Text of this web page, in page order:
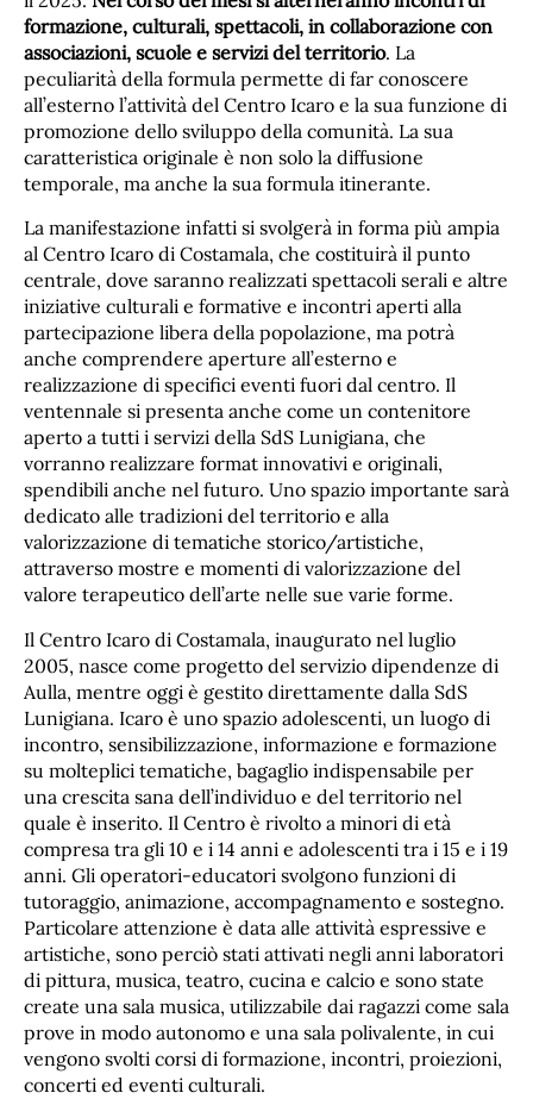
formazione, culturali, spettacoli, in collaborazione con
associazioni, scuole e servizi del territorio. La
peculiarità della formula permette di far conoscere
all’esterno l’attività del Centro Icaro e la sua funzione di
promozione dello sviluppo della comunità. La sua
caratteristica originale è non solo la diffusione
temporale, ma anche la sua formula itinerante.
La manifestazione infatti si svolgerà in forma più ampia
al Centro Icaro di Costamala, che costituirà il punto
centrale, dove saranno realizzati spettacoli serali e altre
iniziative culturali e formative e incontri aperti alla
partecipazione libera della popolazione, ma potrà
anche comprendere aperture all’esterno e
realizzazione di specifici eventi fuori dal centro. Il
ventennale si presenta anche come un contenitore
aperto a tutti i servizi della SdS Lunigiana, che
vorranno realizzare format innovativi e originali,
spendibili anche nel futuro. Uno spazio importante sarà
dedicato alle tradizioni del territorio e alla
valorizzazione di tematiche storico/artistiche,
attraverso mostre e momenti di valorizzazione del
valore terapeutico dell’arte nelle sue varie forme.
Il Centro Icaro di Costamala, inaugurato nel luglio
2005, nasce come progetto del servizio dipendenze di
Aulla, mentre oggi è gestito direttamente dalla SdS
Lunigiana. Icaro è uno spazio adolescenti, un luogo di
incontro, sensibilizzazione, informazione e formazione
su molteplici tematiche, bagaglio indispensabile per
una crescita sana dell’individuo e del territorio nel
quale è inserito. Il Centro è rivolto a minori di età
compresa tra gli 10 e i 14 anni e adolescenti tra i 15 e i 19
anni. Gli operatori-educatori svolgono funzioni di
tutoraggio, animazione, accompagnamento e sostegno.
Particolare attenzione è data alle attività espressive e
artistiche, sono perciò stati attivati negli anni laboratori
di pittura, musica, teatro, cucina e calcio e sono state
create una sala musica, utilizzabile dai ragazzi come sala
prove in modo autonomo e una sala polivalente, in cui
vengono svolti corsi di formazione, incontri, proiezioni,
concerti ed eventi culturali.